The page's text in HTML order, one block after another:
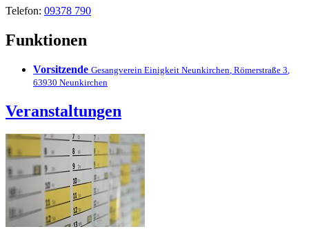
Telefon: 09378 790
Funktionen
Vorsitzende Gesangverein Einigkeit Neunkirchen Römerstraße 3
63930 Neunkirchen
Veranstaltungen